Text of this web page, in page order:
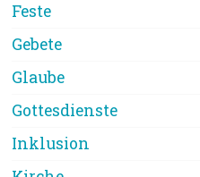
Feste
Gebete
Glaube
Gottesdienste
Inklusion